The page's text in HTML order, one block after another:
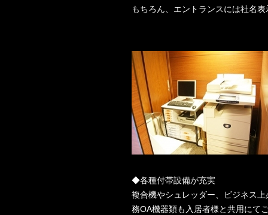
もちろん、エントランスには社名
◆各種付帯設備が充実
複合機やシュレッダー、ビジネス
務OA機器類も入居者様と共用にて